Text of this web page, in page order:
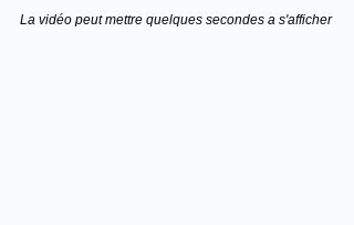
La vidéo peut mettre quelques secondes a s'afficher